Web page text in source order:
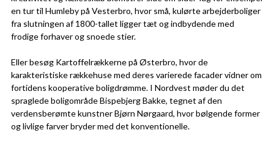
en tur til Humleby på Vesterbro, hvor små, kulørte arbejderboliger
fra slutningen af 1800-tallet ligger tæt og indbydende med
frodige forhaver og snoede stier.
Eller besøg Kartoffelrækkerne på Østerbro, hvor de
karakteristiske rækkehuse med deres varierede facader vidner om
fortidens kooperative boligdrømme. I Nordvest møder du det
spraglede boligområde Bispebjerg Bakke, tegnet af den
verdensberømte kunstner Bjørn Nørgaard, hvor bølgende former
og livlige farver bryder med det konventionelle.